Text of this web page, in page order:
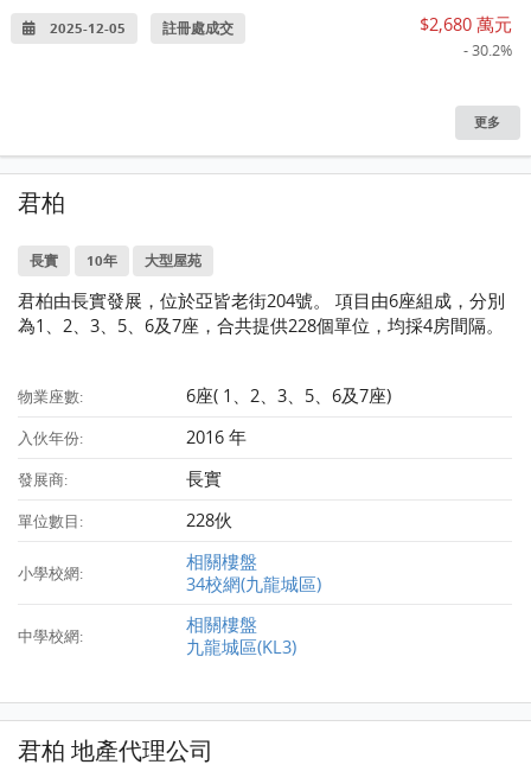
2025-12-05 註冊處成交 $2,680 萬元
- 30.2%
更多
君柏
長實 10年 大型屋苑
君柏由長實發展，位於亞皆老街204號。 項目由6座組成，分別
為1、2、3、5、6及7座，合共提供228個單位，均採4房間隔。
物業座數: 6座( 1、2、3、5、6及7座)
入伙年份: 2016 年
發展商: 長實
單位數目: 228伙
小學校網:
相關樓盤
34校網(九龍城區)
中學校網:
相關樓盤
九龍城區(KL3)
君柏 地產代理公司